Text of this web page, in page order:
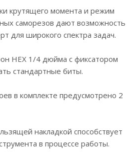
крутящего момента и режим
саморезов дают возможность
для широкого спектра задач.
HEX 1/4 дюйма с фиксатором
стандартные биты.
в комплекте предусмотрено 2
накладкой способствует
в процессе работы.